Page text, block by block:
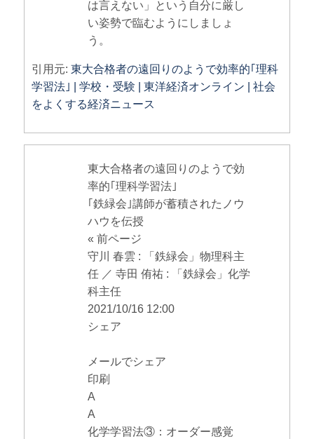
は言えない」という自分に厳し
い姿勢で臨むようにしましょ
う。
引用元: 東大合格者の遠回りのようで効率的｢理科
学習法｣ | 学校・受験 | 東洋経済オンライン | 社会
をよくする経済ニュース
東大合格者の遠回りのようで効
率的｢理科学習法｣
｢鉄緑会｣講師が蓄積されたノウ
ハウを伝授
« 前ページ
守川 春雲 : 「鉄緑会」物理科主
任 ／ 寺田 侑祐 : 「鉄緑会」化学
科主任
2021/10/16 12:00
シェア
メールでシェア
印刷
A
A
化学学習法③：オーダー感覚